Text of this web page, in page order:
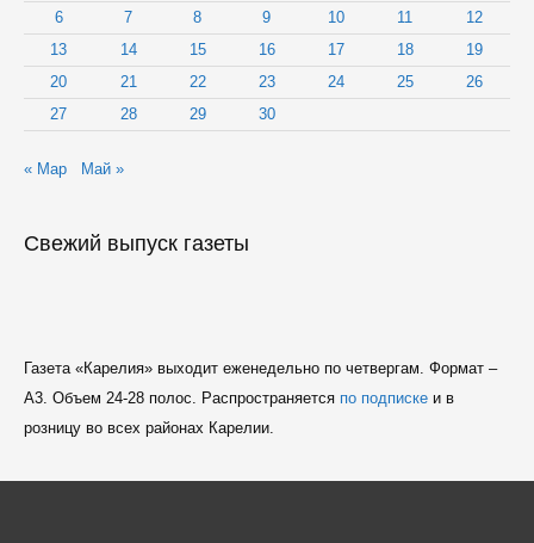
6
7 8 9 10 11
12
13
14 15 16 17 18
19
20
21 22 23 24 25
26
27
28 29 30
« Мар Май »
Свежий выпуск газеты
Газета «Карелия» выходит еженедельно по четвергам. Формат –
A3. Объем 24-28 полос. Распространяется по подпискеи в
розницу во всех районах Карелии.